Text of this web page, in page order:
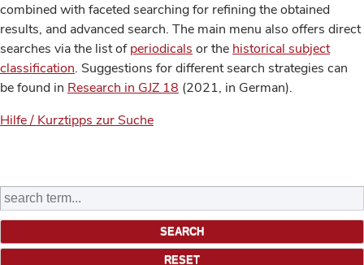
combined with faceted searching for refining the obtained
results, and advanced search. The main menu also offers direct
searches via the list ofperiodicals or the historical subject
classification. Suggestions for different search strategies can
be found in Research in GJZ 18 (2021, in German).
Hilfe / Kurztipps zur Suche